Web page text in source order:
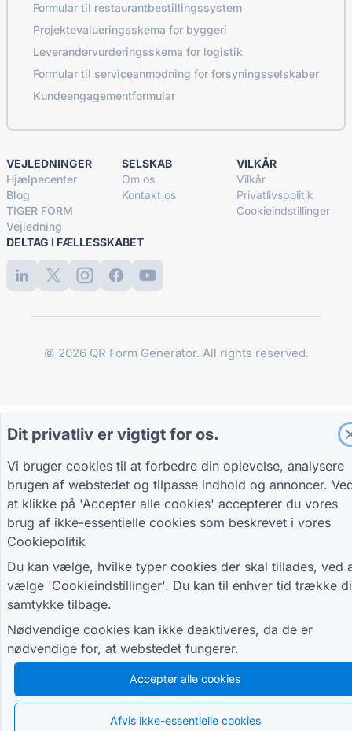
Formular til restaurantbestillingssystem
Projektevalueringsskema for byggeri
Leverandørvurderingsskema for logistik
Formular til serviceanmodning for forsyningsselskaber
Kundeengagementformular
DELTAG I FÆLLESSKABET
VEJLEDNINGER
Hjælpecenter
Blog
TIGER FORM
Vejledning
SELSKAB
Om os
Kontakt os
VILKÅR
Vilkår
Privatlivspolitik
Cookieindstillinger
© 2026 QR Form Generator. All rights reserved.
Dit privatliv er vigtigt for os.
Vi bruger cookies til at forbedre din oplevelse, analysere
brugen af webstedet og tilpasse indhold og annoncer.
at klikke på 'Accepter alle cookies' accepterer du vores
brug af ikke-essentielle cookies som beskrevet i vores
Cookiepolitik
Du kan vælge, hvilke typer cookies der skal tillades, ved
vælge 'Cookieindstillinger'. Du kan til enhver tid trække
samtykke tilbage.
Nødvendige cookies kan ikke deaktiveres, da de er
nødvendige for, at webstedet fungerer.
Accepter alle cookies
Afvis ikke-essentielle cookies